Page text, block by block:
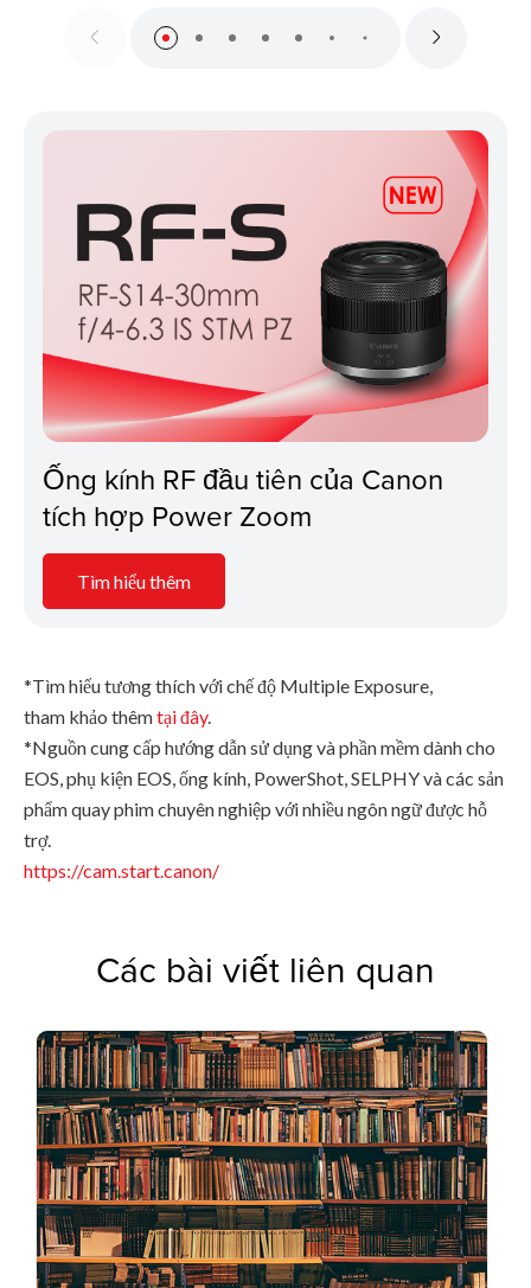
Ống kính RF đầu tiên của Canon
tích hợp Power Zoom
Tìm hiểu thêm
*Tìm hiểu tương thích với chế độ Multiple Exposure,
tham khảo thêmtại đây.
*Nguồn cung cấp hướng dẫn sử dụng và phần mềm dành cho
EOS, phụ kiện EOS, ống kính, PowerShot, SELPHY và các sản
phẩm quay phim chuyên nghiệp với nhiều ngôn ngữ được hỗ
trợ.
https://cam.start.canon/
Các bài viết liên quan